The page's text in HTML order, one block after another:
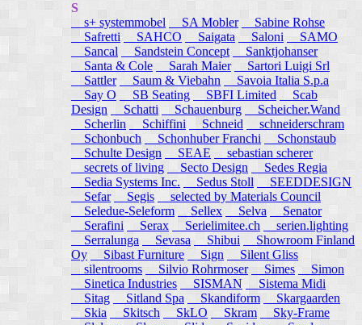
S
s+ systemmobel
SA Mobler
Sabine Rohse
Safretti
SAHCO Saigata Saloni
SAMO
Sancal
Sandstein Concept
Sanktjohanser
Santa & Cole
Sarah Maier
Sartori Luigi Srl
Sattler
Saum & Viebahn
Savoia Italia S.p.a
Say O
SB Seating SBFI Limited
Scab
Design
Schatti Schauenburg
Scheicher.Wand
Scherlin
Schiffini Schneid
schneiderschram
Schonbuch
Schonhuber Franchi
Schonstaub
Schulte Design
SEAE
sebastian scherer
secrets of living
Secto Design
Sedes Regia
Sedia Systems Inc.
Sedus Stoll
SEEDDESIGN
Sefar
Segis
selected by Materials Council
Seledue-Seleform
Sellex Selva
Senator
Serafini
Serax Serielimitee.ch
serien.lighting
Serralunga
Sevasa Shibui
Showroom Finland
Oy
Sibast Furniture Sign
Silent Gliss
silentrooms
Silvio Rohrmoser Simes Simon
Sinetica Industries
SISMAN
Sistema Midi
Sitag
Sitland Spa Skandiform
Skargaarden
Skia
Skitsch SkLO Skram
Sky-Frame